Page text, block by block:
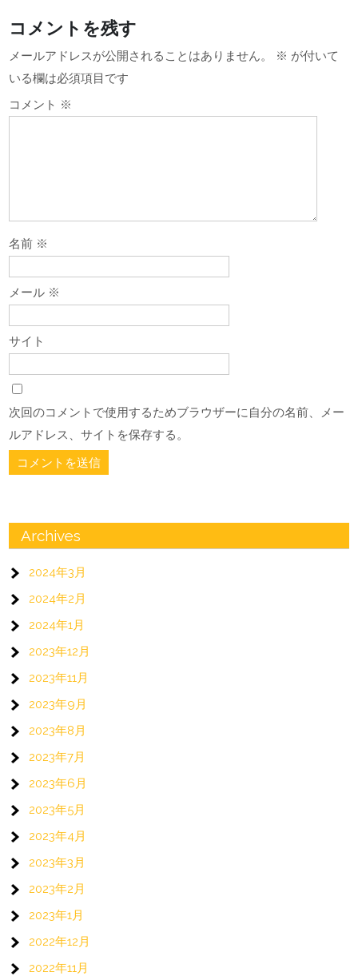
ビ
ゲ
ー
シ
コメントを残す
メールアドレスが公開されることはありません。 ※ が付いて
いる欄は必須項目です
コメント ※
名前 ※
メール ※
サイト
次回のコメントで使用するためブラウザーに自分の名前、メー
ルアドレス、サイトを保存する。
Archives
2024年3月
2024年2月
2024年1月
2023年12月
2023年11月
2023年9月
2023年8月
2023年7月
2023年6月
2023年5月
2023年4月
2023年3月
2023年2月
2023年1月
2022年12月
2022年11月